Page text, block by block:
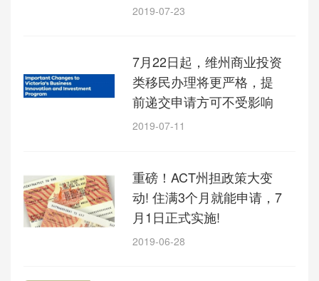
2019-07-23
7月22日起，维州商业投资
类移民办理将更严格，提
前递交申请方可不受影响
2019-07-11
重磅！ACT州担政策大变
动! 住满3个月就能申请，7
月1日正式实施!
2019-06-28